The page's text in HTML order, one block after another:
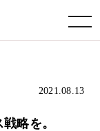
toggle navigation
2021.08.13
略を。